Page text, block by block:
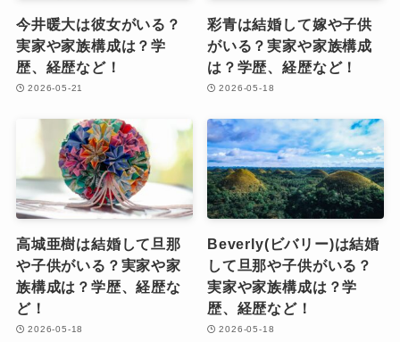
今井暖大は彼女がいる？
実家や家族構成は？学
歴、経歴など！
2026-05-21
彩青は結婚して嫁や子供
がいる？実家や家族構成
は？学歴、経歴など！
2026-05-18
高城亜樹は結婚して旦那
や子供がいる？実家や家
族構成は？学歴、経歴な
ど！
2026-05-18
Beverly(ビバリー)は結婚
して旦那や子供がいる？
実家や家族構成は？学
歴、経歴など！
2026-05-18